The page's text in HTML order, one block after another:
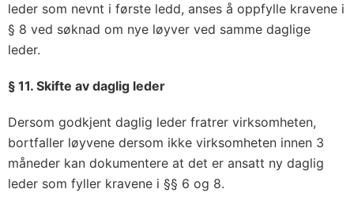
leder som nevnt i første ledd, anses å oppfylle kravene i
§ 8 ved søknad om nye løyver ved samme daglige
leder.
§ 11. Skifte av daglig leder
Dersom godkjent daglig leder fratrer virksomheten,
bortfaller løyvene dersom ikke virksomheten innen 3
måneder kan dokumentere at det er ansatt ny daglig
leder som fyller kravene i §§ 6 og 8.